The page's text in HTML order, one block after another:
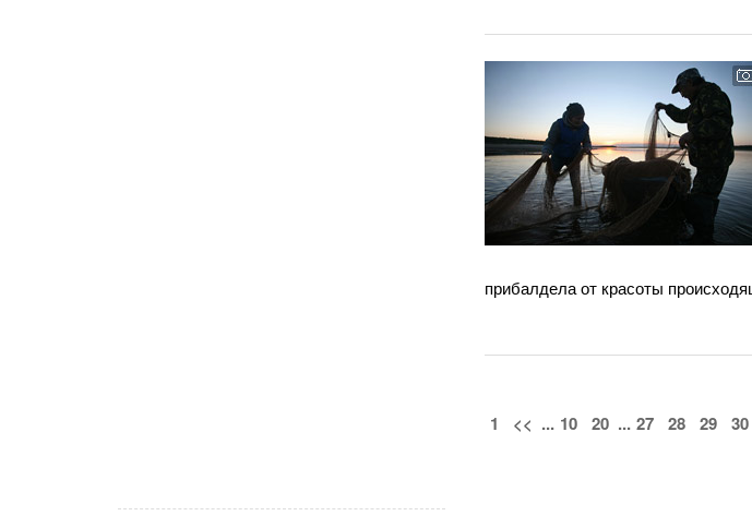
прибалдела от красоты
1
<< ... 10 20 ... 27 28 29 30